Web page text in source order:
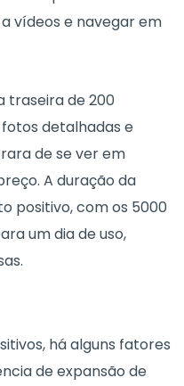
vídeos e navegar em
traseira de 200
detalhadas e
de se ver em
A duração da
positivo, com os 5000
um dia de uso,
há alguns fatores
de expansão de